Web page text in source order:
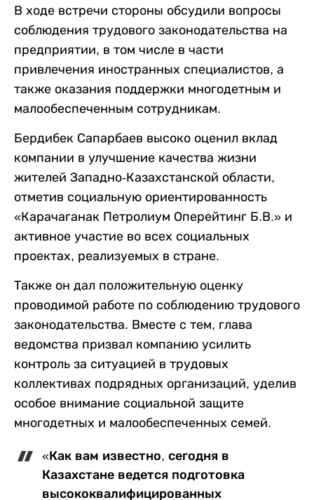
В ходе встречи стороны обсудили вопросы
соблюдения трудового законодательства на
предприятии, в том числе в части
привлечения иностранных специалистов, а
также оказания поддержки многодетным и
малообеспеченным сотрудникам.
Бердибек Сапарбаев высоко оценил вклад
компании в улучшение качества жизни
жителей Западно-Казахстанской области,
отметив социальную ориентированность
«Карачаганак Петролиум Оперейтинг Б.В.» и
активное участие во всех социальных
проектах, реализуемых в стране.
Также он дал положительную оценку
проводимой работе по соблюдению трудового
законодательства. Вместе с тем, глава
ведомства призвал компанию усилить
контроль за ситуацией в трудовых
коллективах подрядных организаций, уделив
особое внимание социальной защите
многодетных и малообеспеченных семей.
«Как вам известно, сегодня в
Казахстане ведется подготовка
высококвалифицированных